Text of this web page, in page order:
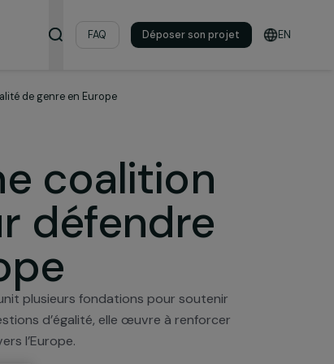
FAQ Déposer son
l’égalité de genre en Europe
une coalition
défendre
2021 qui réunit plusieurs fondations pour
et des questions d’égalité, elle œuvre à